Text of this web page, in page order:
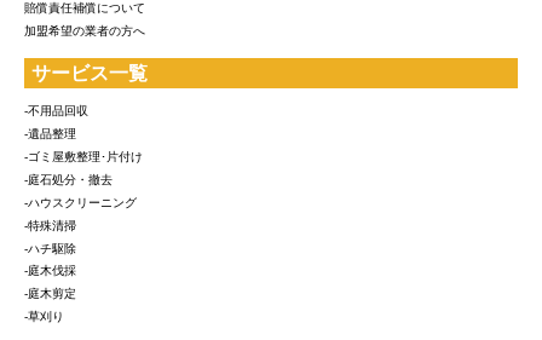
賠償責任補償について
加盟希望の業者の方へ
サービス一覧
-不用品回収
-遺品整理
-ゴミ屋敷整理･片付け
-庭石処分・撤去
-ハウスクリーニング
-特殊清掃
-ハチ駆除
-庭木伐採
-庭木剪定
-草刈り